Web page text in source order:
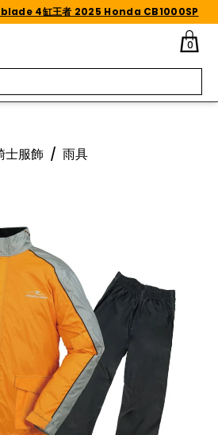
4缸王者 2025 Honda CB1000SP
0
士服飾 / 雨具